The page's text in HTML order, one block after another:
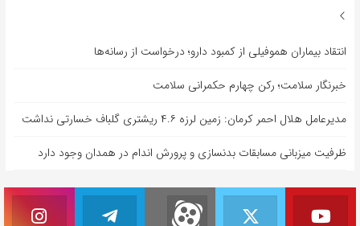
انتقاد بیماران هموفیلی از کمبود دارو؛ درخواست از رسانه‌ها
خبرنگار سلامت؛ رکن چهارم حکمرانی سلامت
مدیرعامل هلال احمر کرمان: زمین لرزه ۴.۶ ریشتری گلباف خسارتی نداشت
ظرفیت میزبانی مسابقات بدنسازی و پرورش اندام در همدان وجود دارد